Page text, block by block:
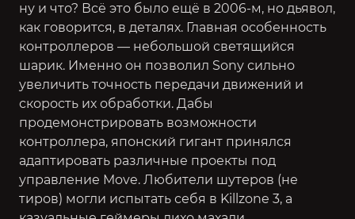
ну и что? Всё это было ещё в 2006-м, но дьявол,
как говорится, в деталях. Главная особенность
контроллеров — небольшой светящийся
шарик. Именно он позволил Sony сильно
увеличить точность передачи движений и
скорость их обработки. Дабы
продемонстрировать возможности
контроллера, японский гигант принялся
адаптировать различные проекты под
управление Move. Любители шутеров (не
тиров) могли испытать себя в Killzone 3, а